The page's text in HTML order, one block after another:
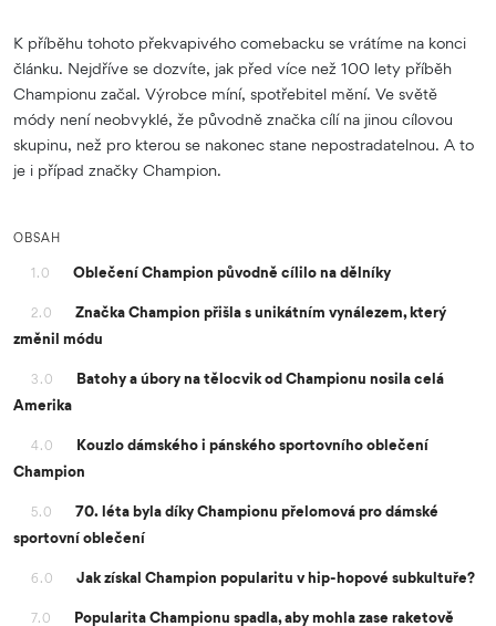
K příběhu tohoto překvapivého comebacku se vrátíme na konci
článku. Nejdříve se dozvíte, jak před více než 100 lety příběh
Championu začal. Výrobce míní, spotřebitel mění. Ve světě
módy není neobvyklé, že původně značka cílí na jinou cílovou
skupinu, než pro kterou se nakonec stane nepostradatelnou. A to
je i případ značky Champion.
OBSAH
1.0 Oblečení Champion původně cílilo na dělníky
2.0
Značka Champion přišla s unikátním vynálezem, který
změnil módu
3.0
Batohy a úbory na tělocvik od Championu nosila celá
Amerika
4.0
Kouzlo dámského i pánského sportovního oblečení
Champion
5.0
70. léta byla díky Championu přelomová pro dámské
sportovní oblečení
6.0 Jak získal Champion popularitu v hip-hopové subkultuře?
7.0
Popularita Championu spadla, aby mohla zase raketově